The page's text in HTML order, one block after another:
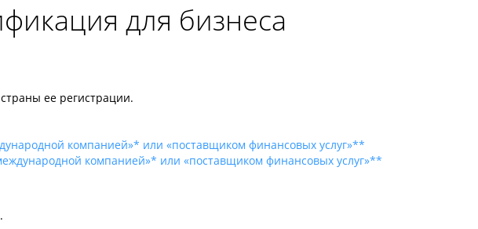
для бизнеса
ее регистрации.
компанией»* или «поставщиком финансовых услуг»**
компанией»* или «поставщиком финансовых услуг»**
.